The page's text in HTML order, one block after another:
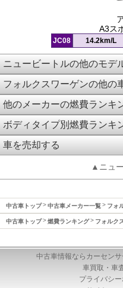
A3ス
JC08 14.2km/L
ニュービートルの他のモデ
フォルクスワーゲンの他の
他のメーカーの燃費ランキ
ボディタイプ別燃費ランキ
車を売却する
▲ニュ
中古車トップ 中古車メーカー一覧 フォ
中古車トップ 燃費ランキング フォルク
中古車情報ならカーセンサ
車買取・車
プライバシ